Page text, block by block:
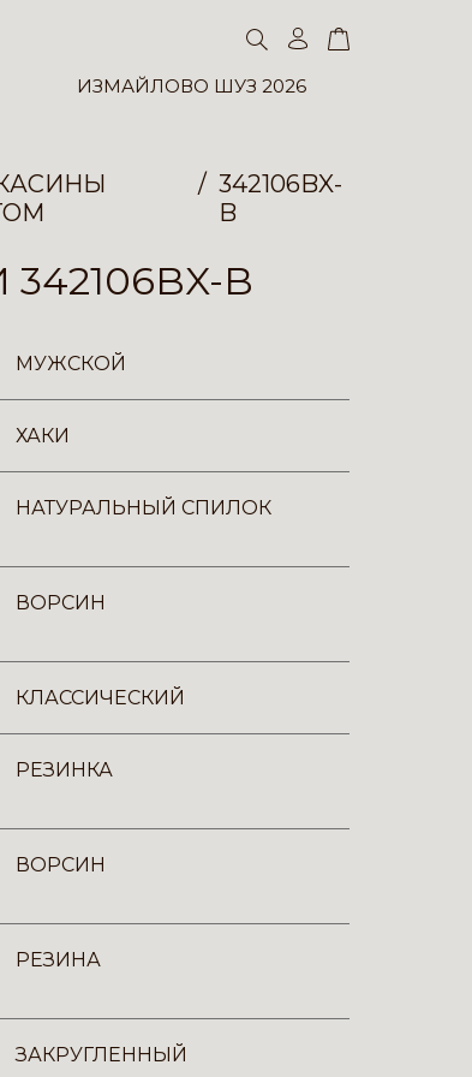
ИЗМАЙЛОВО ШУЗ 2026
342106BX-
B
B
МУЖСКОЙ
ХАКИ
НАТУРАЛЬНЫЙ СПИЛОК
ВОРСИН
КЛАССИЧЕСКИЙ
РЕЗИНКА
ВОРСИН
РЕЗИНА
ЗАКРУГЛЕННЫЙ